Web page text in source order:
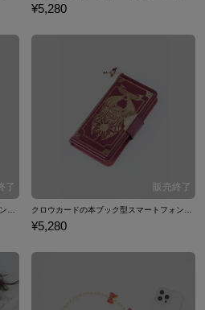
¥5,280
ケース（6/6s用) スマホケース カードキャプターさく
クロウカードの本ブック型スマートフォンケ
¥5,280